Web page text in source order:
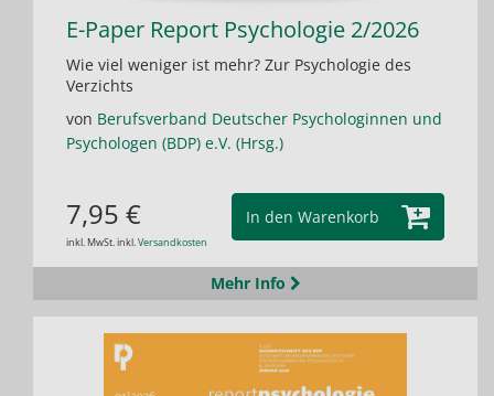
E-Paper Report Psychologie 2/2026
Wie viel weniger ist mehr? Zur Psychologie des
Verzichts
von Berufsverband Deutscher Psychologinnen und
Psychologen (BDP) e.V. (Hrsg.)
In den Warenkorb
7,95 €
inkl. MwSt. inkl.Versandkosten
Mehr Info